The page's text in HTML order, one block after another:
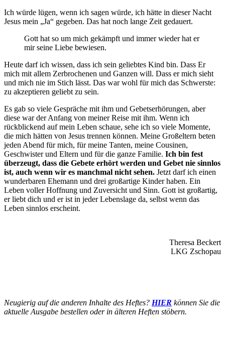
Ich würde lügen, wenn ich sagen würde, ich hätte in dieser Nacht
Jesus mein „Ja“ gegeben. Das hat noch lange Zeit gedauert.
Gott hat so um mich gekämpft und immer wieder hat er
mir seine Liebe bewiesen.
Heute darf ich wissen, dass ich sein geliebtes Kind bin. Dass Er
mich mit allem Zerbrochenen und Ganzen will. Dass er mich sieht
und mich nie im Stich lässt. Das war wohl für mich das Schwerste:
zu akzeptieren geliebt zu sein.
Es gab so viele Gespräche mit ihm und Gebetserhörungen, aber
diese war der Anfang von meiner Reise mit ihm. Wenn ich
rückblickend auf mein Leben schaue, sehe ich so viele Momente,
die mich hätten von Jesus trennen können. Meine Großeltern beten
jeden Abend für mich, für meine Tanten, meine Cousinen,
Geschwister und Eltern und für die ganze Familie. Ich bin fest
überzeugt, dass die Gebete erhört werden und Gebet nie sinnlos
ist, auch wenn wir es manchmal nicht sehen. Jetzt darf ich einen
wunderbaren Ehemann und drei großartige Kinder haben. Ein
Leben voller Hoffnung und Zuversicht und Sinn. Gott ist großartig,
er liebt dich und er ist in jeder Lebenslage da, selbst wenn das
Leben sinnlos erscheint.
Theresa Beckert
LKG Zschopau
Neugierig auf die anderen Inhalte des Heftes? HIER können Sie die
aktuelle Ausgabe bestellen oder in älteren Heften stöbern.